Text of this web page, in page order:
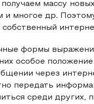
массу
многое др.
формы
особое
через
передать
среди других,